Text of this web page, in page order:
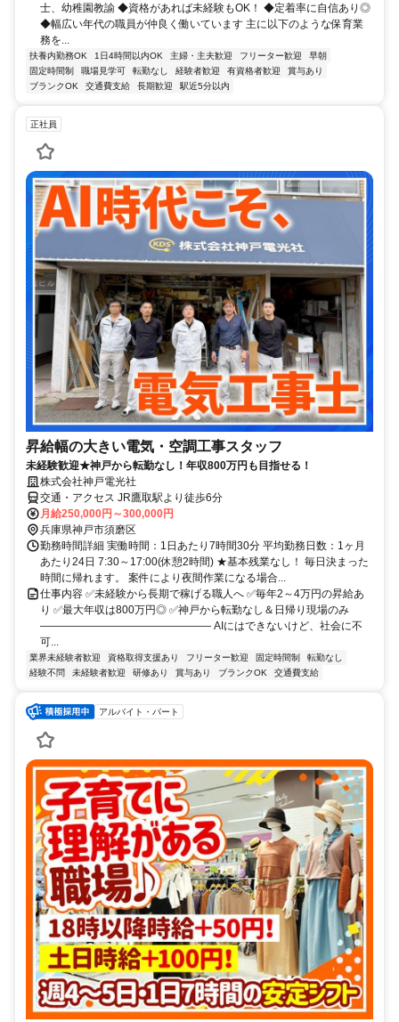
士、幼稚園教諭 ◆資格があれば未経験もOK！ ◆定着率に自信あり◎
◆幅広い年代の職員が仲良く働いています 主に以下のような保育業
務を...
扶養内勤務OK 1日4時間以内OK 主婦・主夫歓迎 フリーター歓迎
早朝
固定時間制
職場見学可 転勤なし 経験者歓迎 有資格者歓迎
賞与あり
ブランクOK
交通費支給 長期歓迎 駅近5分以内
正社員
昇給幅の大きい電気・空調工事スタッフ
未経験歓迎★神戸から転勤なし！年収800万円も目指せる！
株式会社神戸電光社
交通・アクセス JR鷹取駅より徒歩6分
月給250,000円～300,000円
兵庫県神戸市須磨区
勤務時間詳細 実働時間：1日あたり7時間30分 平均勤務日数：1ヶ月
あたり24日 7:30～17:00(休憩2時間) ★基本残業なし！ 毎日決まった
時間に帰れます。 案件により夜間作業になる場合...
仕事内容 ✅未経験から長期で稼げる職人へ ✅毎年2～4万円の昇給あ
り ✅最大年収は800万円◎ ✅神戸から転勤なし＆日帰り現場のみ
―――――――――――――――― AIにはできないけど、社会に不
可...
業界未経験者歓迎 資格取得支援あり フリーター歓迎 固定時間制
転勤なし
経験不問
未経験者歓迎 研修あり 賞与あり ブランクOK 交通費支給
アルバイト・パート